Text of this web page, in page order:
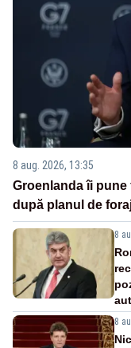
8 aug. 2026, 13:35
Groenlanda îi
după planul de
8
8